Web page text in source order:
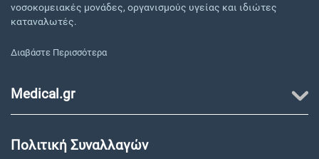
νοσοκομειακές μονάδες, οργανισμούς υγείας και ιδιώτες
καταναλωτές.
Διαβάστε Περισσότερα
Medical.gr
Πολιτική Συναλλαγών